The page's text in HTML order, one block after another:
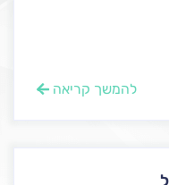
להמשך קריאה